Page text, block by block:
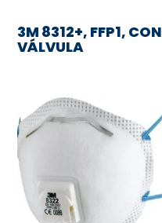
3M 8312+, FFP1, CON
VÁLVULA